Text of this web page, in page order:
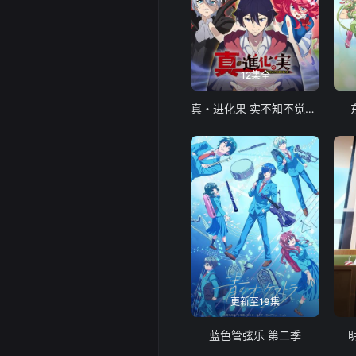
12集全
真・进化果 实不知不觉踏上胜利的人生
更新至19集
蓝色管弦乐 第二季